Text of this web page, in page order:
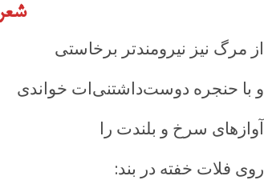
از مرگ نيز نيرومندتر برخاستی
و با حنجره دوست‌داشتنی‌ات خواندی
آوازهای سرخ و بلندت را
روی فلات خفته در بند: